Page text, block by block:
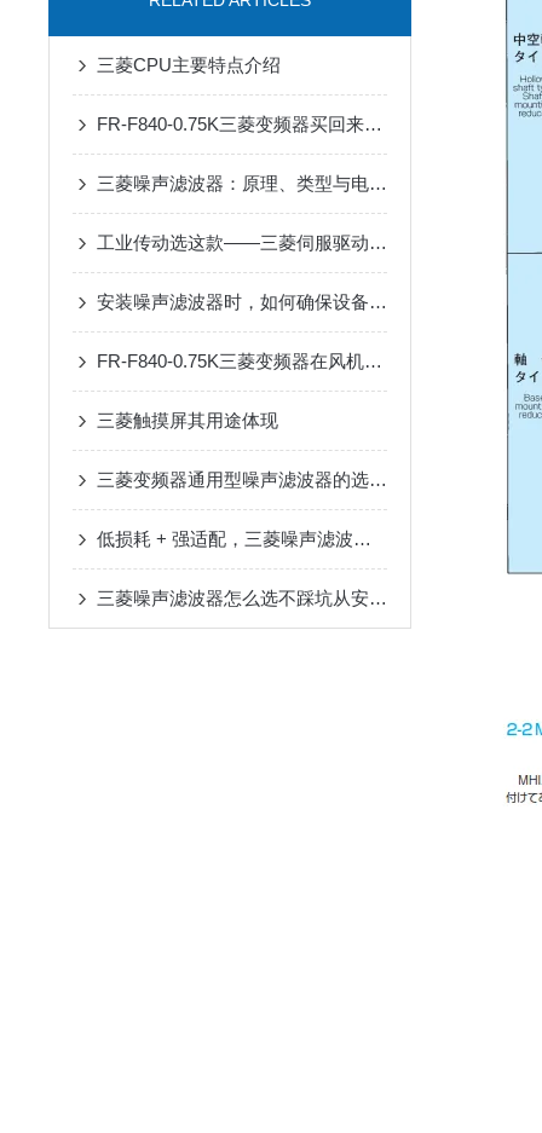
三菱CPU主要特点介绍
FR-F840-0.75K三菱变频器买回来第一步该做什么？开箱验收与上电检查清单
三菱噪声滤波器：原理、类型与电磁干扰抑制核心优势解析
工业传动选这款——三菱伺服驱动器，用着省心
安装噪声滤波器时，如何确保设备安全？
FR-F840-0.75K三菱变频器在风机水泵中的节能实测分析
三菱触摸屏其用途体现
三菱变频器通用型噪声滤波器的选购与安装要点
低损耗 + 强适配，三菱噪声滤波器升级电路防护
三菱噪声滤波器怎么选不踩坑从安装环境到兼容性这些关键参数要关注